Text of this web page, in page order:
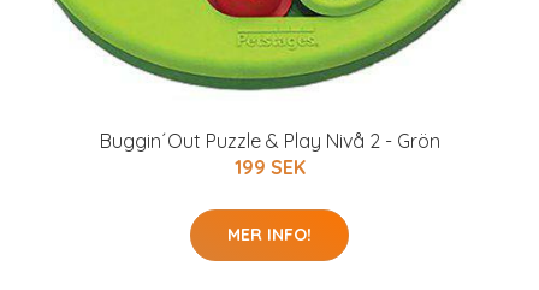
Buggin´Out Puzzle & Play Nivå 2 - Grön
199 SEK
MER INFO!